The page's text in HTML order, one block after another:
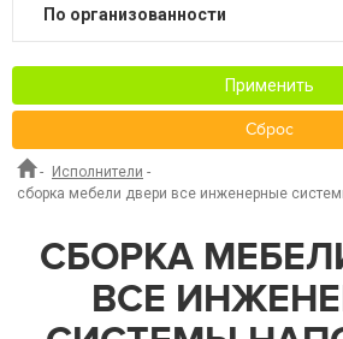
по организованности
Применить
Сброс
- Исполнители -
сборка мебели двери все инженерные
СБОРКА
ВСЕ